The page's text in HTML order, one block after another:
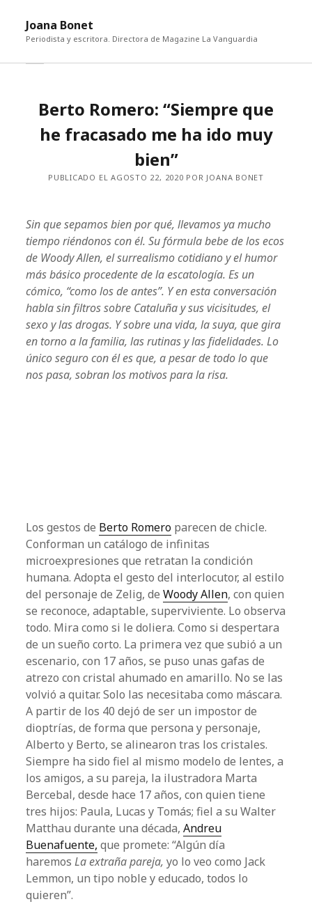
Joana Bonet
Periodista y escritora. Directora de Magazine La Vanguardia
lateralBerto Romero: “Siempre que
he fracasado me ha ido muy
bien”
PUBLICADO EL AGOSTO 22, 2020 POR JOANA BONET
Sin que sepamos bien por qué, llevamos ya mucho
tiempo riéndonos con él. Su fórmula bebe de los ecos
de Woody Allen, el surrealismo cotidiano y el humor
más básico procedente de la escatología. Es un
cómico, “como los de antes”. Y en esta conversación
habla sin filtros sobre Cataluña y sus vicisitudes, el
sexo y las drogas. Y sobre una vida, la suya, que gira
en torno a la familia, las rutinas y las fidelidades. Lo
único seguro con él es que, a pesar de todo lo que
nos pasa, sobran los motivos para la risa.
Los gestos de Berto Romero parecen de chicle.
Conforman un catálogo de infinitas
microexpresiones que retratan la condición
humana. Adopta el gesto del interlocutor, al estilo
del personaje de Zelig, deWoody Allen, con quien
se reconoce, adaptable, superviviente. Lo observa
todo. Mira como si le doliera. Como si despertara
de un sueño corto. La primera vez que subió a un
escenario, con 17 años, se puso unas gafas de
atrezo con cristal ahumado en amarillo. No se las
volvió a quitar. Solo las necesitaba como máscara.
A partir de los 40 dejó de ser un impostor de
dioptrías, de forma que persona y personaje,
Alberto y Berto, se alinearon tras los cristales.
Siempre ha sido fiel al mismo modelo de lentes, a
los amigos, a su pareja, la ilustradora Marta
Bercebal, desde hace 17 años, con quien tiene
tres hijos: Paula, Lucas y Tomás; fiel a su Walter
Matthau durante una década,Andreu
Buenafuente, que promete: “Algún día
haremosLa extraña pareja, yo lo veo como Jack
Lemmon, un tipo noble y educado, todos lo
quieren”.